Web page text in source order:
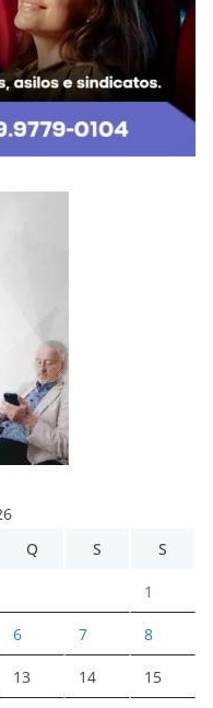
Q S S
1
6 7 8
13 14 15